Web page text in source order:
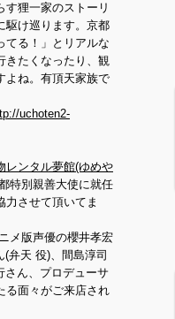
す狸一家のストーリ
駆け巡ります。京都
てる！」とリアルな
きたくなったり、観
よね。有頂天家族で
uchoten2-
レンタル夢館(ゆめや
特別親善大使に就任
力させて頂いてま
メ版声優の櫻井孝宏
弁天 役)、間島淳司
さん、プロデューサ
る面々がご来店され